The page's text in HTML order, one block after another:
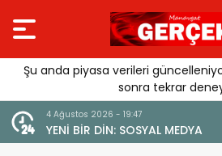
Şu anda piyasa verileri
sonra tekrar
4 Ağustos 2026 - 19:47
YENİ BİR DİN: SOSYAL MEDYA